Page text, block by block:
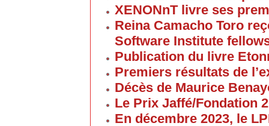
XENONnT livre ses
Reina Camacho Toro
Software Institute
Publication du livre
Premiers résultats de
Décès de Maurice
Le Prix Jaffé/Fondation
En décembre 2023, le